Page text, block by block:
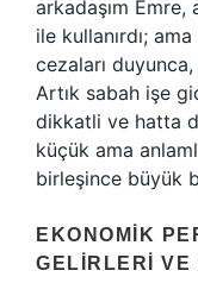
arkadaşım Emre,
ile kullanırdı;
cezaları
Artık sabah işe
dikkatli ve hatta
küçük ama
birleşince büyük
EKONOMIK
GELIRLERI VE